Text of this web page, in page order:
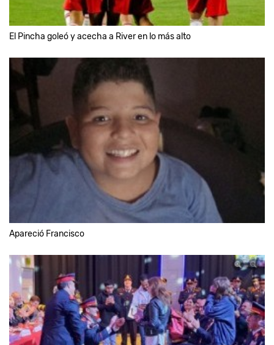
El Pincha goleó y acecha a River en lo más alto
Apareció Francisco